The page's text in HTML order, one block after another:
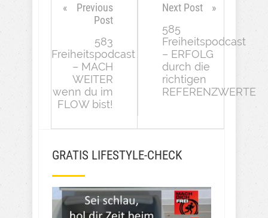
Previous
Post
583
Freiheitspodcast
– MACH
WEITER
wenn du im
FLOW bist!
Next Post
585
Freiheitspodcast
– ERFOLG
durch die
richtigen
REFERENZWERTE
GRATIS LIFESTYLE-CHECK